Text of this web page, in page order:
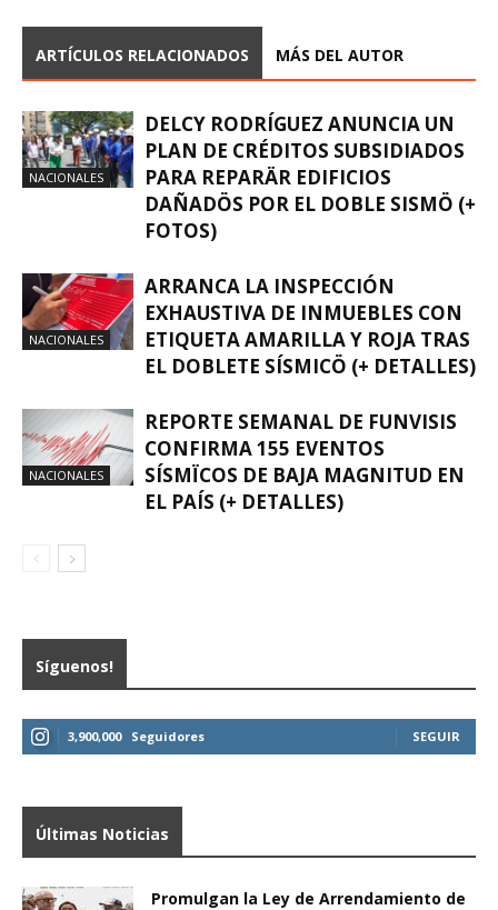
ARTÍCULOS RELACIONADOS MÁS DEL AUTOR
NACIONALES
DELCY RODRÍGUEZ ANUNCIA UN
PLAN DE CRÉDITOS SUBSIDIADOS
PARA REPARÄR EDIFICIOS
DAÑADÖS POR EL DOBLE SISMÖ (+
FOTOS)
NACIONALES
ARRANCA LA INSPECCIÓN
EXHAUSTIVA DE INMUEBLES CON
ETIQUETA AMARILLA Y ROJA TRAS
EL DOBLETE SÍSMICÖ (+ DETALLES)
NACIONALES
REPORTE SEMANAL DE FUNVISIS
CONFIRMA 155 EVENTOS
SÍSMÏCOS DE BAJA MAGNITUD EN
EL PAÍS (+ DETALLES)
Síguenos!
3,900,000 Seguidores SEGUIR
Últimas Noticias
Promulgan la Ley de Arrendamiento de